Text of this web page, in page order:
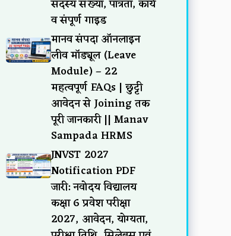
सदस्य संख्या, पात्रता, कार्य
व संपूर्ण गाइड
मानव संपदा ऑनलाइन
लीव मॉड्यूल (Leave
Module) – 22
महत्वपूर्ण FAQs | छुट्टी
आवेदन से Joining तक
पूरी जानकारी || Manav
Sampada HRMS
JNVST 2027
Notification PDF
जारी: नवोदय विद्यालय
कक्षा 6 प्रवेश परीक्षा
2027, आवेदन, योग्यता,